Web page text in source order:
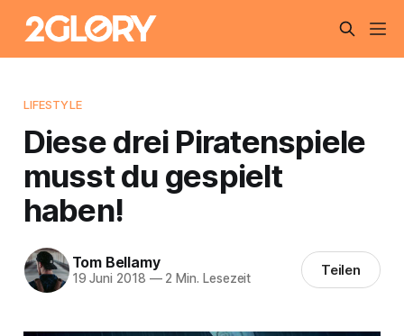
LIFESTYLE
Diese drei Piratenspiele
musst du gespielt
haben!
Tom Bellamy
19 Juni 2018 —2 Min. Lesezeit Teilen